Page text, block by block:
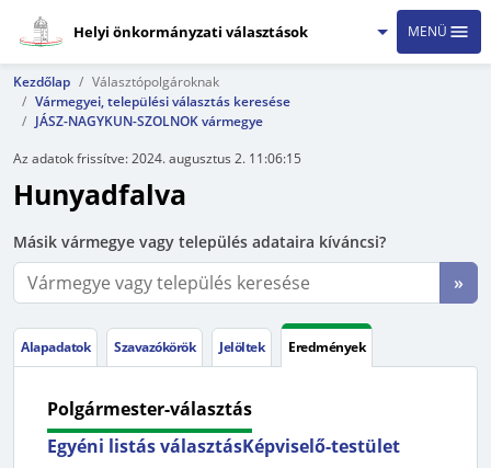
Helyi önkormányzati választások MENÜ
Kezdőlap
Választópolgároknak
Vármegyei, települési választás keresése
JÁSZ-NAGYKUN-SZOLNOK vármegye
Az adatok frissítve:2024. augusztus 2. 11:06:15
Hunyadfalva
Másik vármegye vagy település adataira kíváncsi?
»
Alapadatok Szavazókörök Jelöltek Eredmények
Polgármester-választás
Egyéni listás választásKépviselő-testület